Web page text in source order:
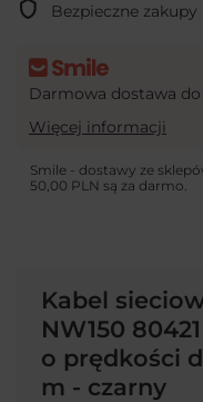
Bezpieczne zakupy
Darmowa dostawa
Więcej informacji
Smile - dostawy ze
50,00 PLN są za darmo.
Kabel
NW150
o prędkości
m - czarny